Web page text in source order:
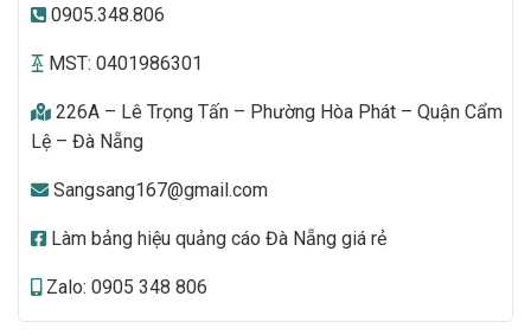
0905.348.806
MST: 0401986301
226A – Lê Trọng Tấn – Phường Hòa Phát – Quận Cẩm
Lệ – Đà Nẵng
Sangsang167@gmail.com
Làm bảng hiệu quảng cáo Đà Nẵng giá rẻ
Zalo: 0905 348 806